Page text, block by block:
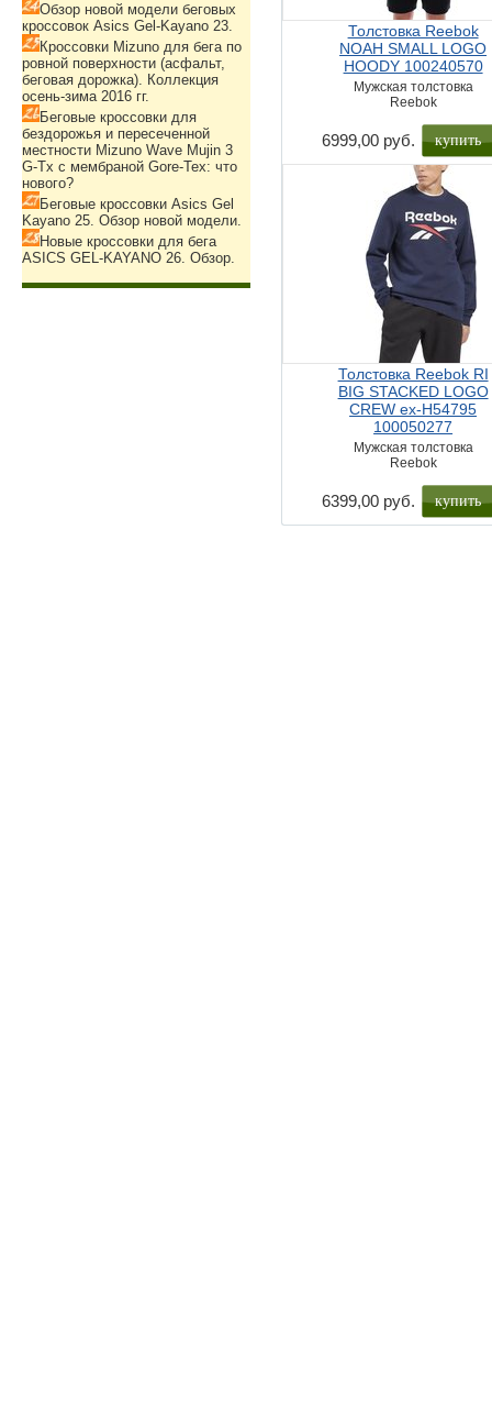
Толстовка Reebok
NOAH SMALL LOGO
HOODY 100240570
Мужская толстовка
Reebok
6999,00 руб. купить
Толстовка Reebok RI
BIG STACKED LOGO
CREW ex-H54795
100050277
Мужская толстовка
Reebok
6399,00 руб. купить
Обзор новой модели беговых
кроссовок Asics Gel-Kayano 23.
Кроссовки Mizuno для бега по
ровной поверхности (асфальт,
беговая дорожка). Коллекция
осень-зима 2016 гг.
Беговые кроссовки для
бездорожья и пересеченной
местности Mizuno Wave Mujin 3
G-Tx с мембраной Gore-Tex: что
нового?
Беговые кроссовки Asics Gel
Kayano 25. Обзор новой модели.
Новые кроссовки для бега
ASICS GEL-KAYANO 26. Обзор.